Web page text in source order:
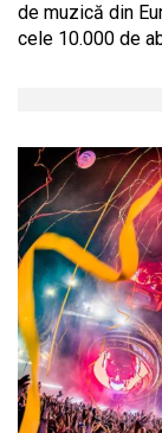
de muzică din
cele 10.000 de